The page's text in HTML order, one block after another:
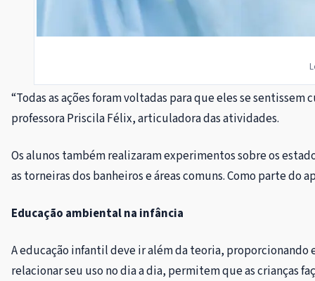
“Todas as ações foram voltadas para que eles se
professora Priscila Félix, articuladora das atividades.
Os alunos também realizaram experimentos sobre os
as torneiras dos banheiros e áreas comuns. Como parte
Educação ambiental na infância
A educação infantil deve ir além da teoria,
relacionar seu uso no dia a dia, permitem que as crianças